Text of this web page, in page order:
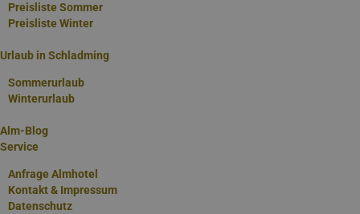
Preisliste Sommer
Preisliste Winter
Urlaub in Schladming
Sommerurlaub
Winterurlaub
Alm-Blog
Service
Anfrage Almhotel
Kontakt & Impressum
Datenschutz
gleich mit einer
ANFRAGE an das
Almhotel
ANFRAGEN!
Familien-Sommer
Zusammen mit der